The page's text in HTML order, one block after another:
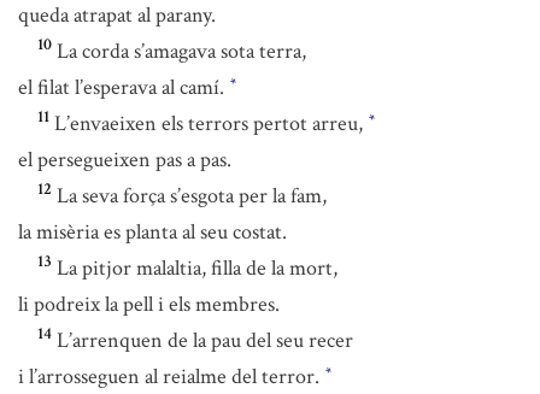
queda atrapat al parany.
10 La corda s’amagava sota terra,
el filat l’esperava al camí. *
11 L’envaeixen els terrors pertot arreu, *
el persegueixen pas a pas.
12 La seva força s’esgota per la fam,
la misèria es planta al seu costat.
13 La pitjor malaltia, filla de la mort,
li podreix la pell i els membres.
14 L’arrenquen de la pau del seu recer
i l’arrosseguen al reialme del terror. *